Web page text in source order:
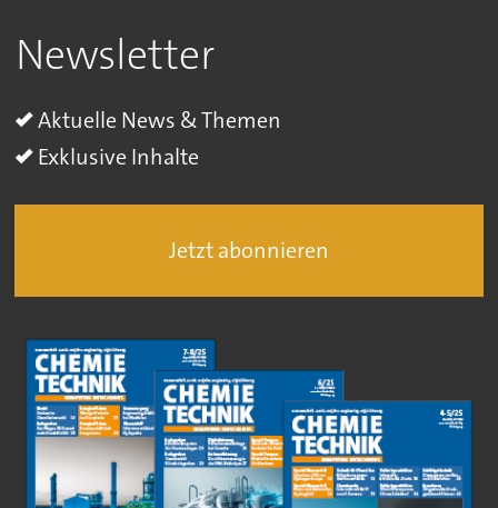
Newsletter
Aktuelle News & Themen
Exklusive Inhalte
Jetzt abonnieren